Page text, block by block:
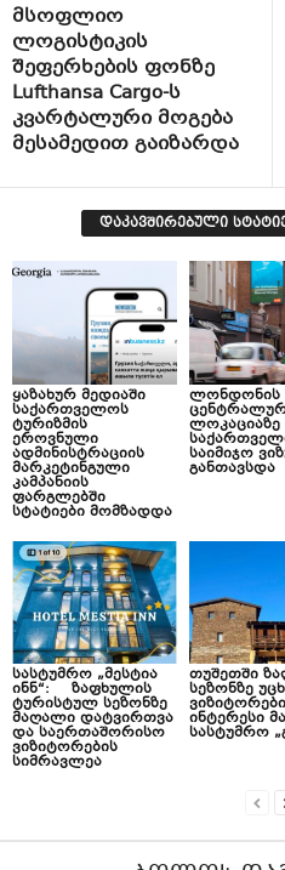
მსოფლიო
ლოგისტიკის
შეფერხების ფონზე
Lufthansa Cargo-ს
კვარტალური მოგება
მესამედით გაიზარდა
დაკავშირებული
ყაზახურ მედიაში
საქართველოს
ტურიზმის
ეროვნული
ადმინისტრაციის
მარკეტინგული
კამპანიის
ფარგლებში
სტატიები მომზადდა
ლონდონის
ლოკაციაზე
საიმიჯო
განთავსდა
სასტუმრო „მესტია
ინნ“: ზაფხულის
ტურისტულ სეზონზე
მაღალი დატვირთვა
და საერთაშორისო
ვიზიტორების
სიმრავლეა
თუშეთში
სეზონზე
ინტერესი
სასტუმრო